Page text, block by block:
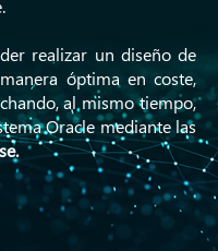
realizar un diseño de
óptima en coste,
al mismo tiempo,
Oracle mediante las